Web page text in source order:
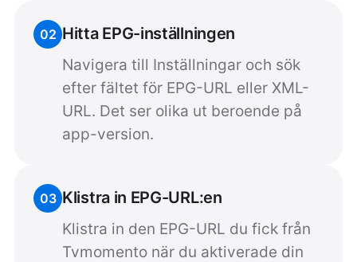
02 Hitta EPG-inställningen
Navigera till Inställningar och sök
efter fältet för EPG-URL eller XML-
URL. Det ser olika ut beroende på
app-version.
03 Klistra in EPG-URL:en
Klistra in den EPG-URL du fick från
Tvmomento när du aktiverade din